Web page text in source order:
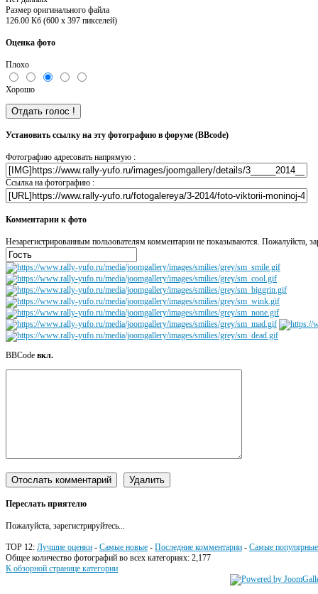
Размер оригинального файла
126.00 Кб (600 x 397 пикселей)
Оценка фото
Плохо
Хорошо
Установить ссылку на эту фотографию в форуме (BBcode)
Фотографию адресовать напрямую :
Ссылка на фотографию :
Комментарии к фото
Незарегистрированным пользователям комментарии не показываются. Пожалуйста,
BBCode вкл.
Переслать приятелю
Пожалуйста, зарегистрируйтесь...
TOP 12: Лучшие оценки - Самые новые - Последние комментарии - Самые популярные
Общее количество фотографий во всех категориях: 2,177
К обзорной странице категории